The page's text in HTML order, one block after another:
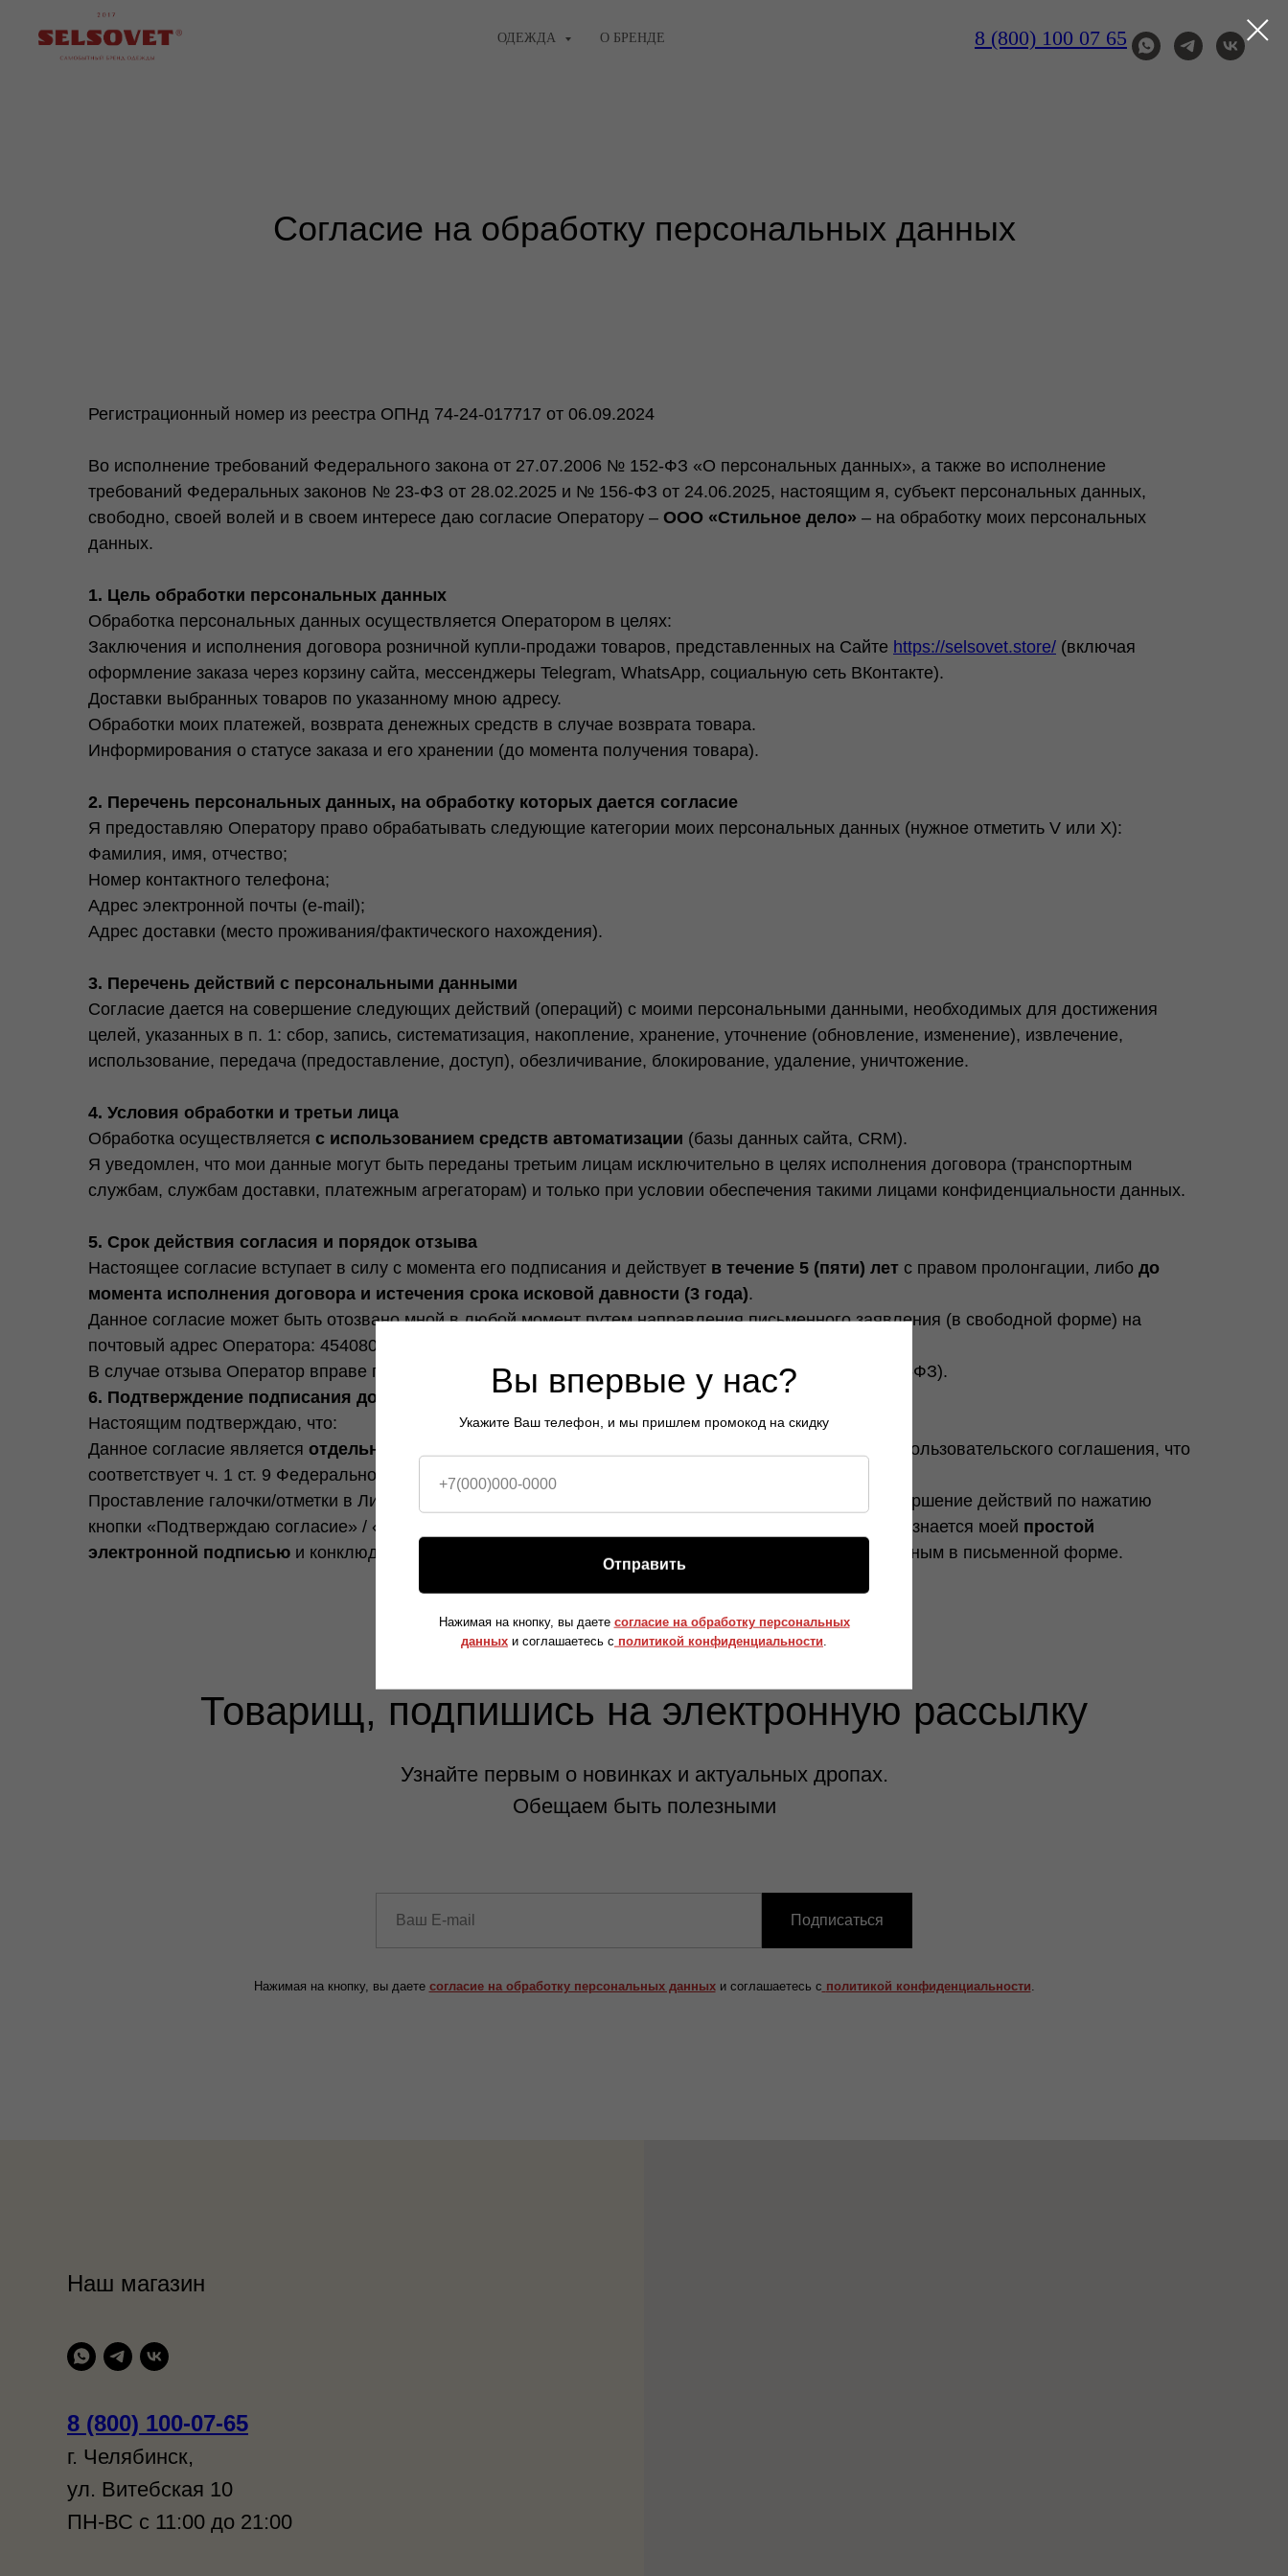
ОДЕЖДА О БРЕНДЕ 8 (800) 100 07 65
Согласие на обработку персональных данных
Регистрационный номер из реестра ОПНд 74-24-017717 от 06.09.2024
Во исполнение требований Федерального закона от 27.07.2006 № 152-ФЗ «О персональных данных», а также во исполнение
требований Федеральных законов № 23-ФЗ от 28.02.2025 и № 156-ФЗ от 24.06.2025, настоящим я, субъект персональных данных,
свободно, своей волей и в своем интересе даю согласие Оператору – ООО «Стильное дело» – на обработку моих персональных
данных.
1. Цель обработки персональных данных
Обработка персональных данных осуществляется Оператором в целях:
Заключения и исполнения договора розничной купли-продажи товаров, представленных на Сайте https://selsovet.store/ (включая
оформление заказа через корзину сайта, мессенджеры Telegram, WhatsApp, социальную сеть ВКонтакте).
Доставки выбранных товаров по указанному мною адресу.
Обработки моих платежей, возврата денежных средств в случае возврата товара.
Информирования о статусе заказа и его хранении (до момента получения товара).
2. Перечень персональных данных, на обработку которых дается согласие
Я предоставляю Оператору право обрабатывать следующие категории моих персональных данных (нужное отметить V или X):
Фамилия, имя, отчество;
Номер контактного телефона;
Адрес электронной почты (e-mail);
Адрес доставки (место проживания/фактического нахождения).
3. Перечень действий с персональными данными
Согласие дается на совершение следующих действий (операций) с моими персональными данными, необходимых для достижения
целей, указанных в п. 1: сбор, запись, систематизация, накопление, хранение, уточнение (обновление, изменение), извлечение,
использование, передача (предоставление, доступ), обезличивание, блокирование, удаление, уничтожение.
4. Условия обработки и третьи лица
Обработка осуществляется с использованием средств автоматизации (базы данных сайта, CRM).
Я уведомлен, что мои данные могут быть переданы третьим лицам исключительно в целях исполнения договора (транспортным
службам, службам доставки, платежным агрегаторам) и только при условии обеспечения такими лицами конфиденциальности данных.
5. Срок действия согласия и порядок отзыва
Настоящее согласие вступает в силу с момента его подписания и действует в течение 5 (пяти) лет с правом пролонгации, либо до
момента исполнения договора и истечения срока исковой давности (3 года).
Данное согласие может быть отозвано мной в любой момент путем направления письменного заявления (в свободной форме) на
почтовый адрес Оператора: 454080, г. Челябинск, ул. Витебская, д. 10, помещ. 10.
В случае отзыва Оператор вправе продолжить обработку при наличии законных оснований (ст. 6 152-ФЗ).
6. Подтверждение подписания документа
Настоящим подтверждаю, что:
Данное согласие является отдельным документом
, не входящим в состав публичной оферты или пользовательского соглашения, что
соответствует ч. 1 ст. 9 Федерального закона от 27.07.2006 № 152-ФЗ (в ред. от 24.06.2025).
Проставление галочки/отметки в Личном кабинете на Сайте, в форме заказа в мессенджере или совершение действий по нажатию
кнопки «Подтверждаю согласие» / «Оплатить» после ознакомления с текстом данного документа признается моей простой
электронной подписью и конклюдентными действиями, достаточными для признания согласия данным в письменной форме.
Товарищ, подпишись на электронную рассылку
Узнайте первым о новинках и актуальных дропах.
Обещаем быть полезными
Подписаться
Нажимая на кнопку, вы даете согласие на обработку персональных данныхи соглашаетесь c политикой конфиденциальности.
Наш магазин
8 (800) 100-07-65
г. Челябинск,
ул. Витебская 10
ПН-ВС с 11:00 до 21:00
Вы впервые у нас?
Укажите Ваш телефон, и мы пришлем промокод на скидку
Отправить
Нажимая на кнопку, вы даете согласие на обработку персональных
данных и соглашаетесь c политикой конфиденциальности